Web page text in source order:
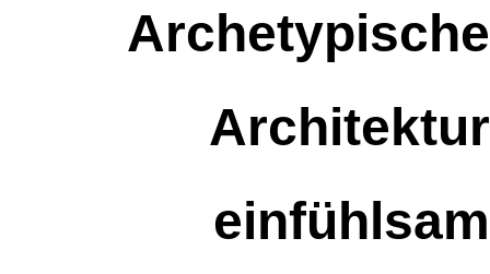
Archetypische
Architektur
einfühlsam